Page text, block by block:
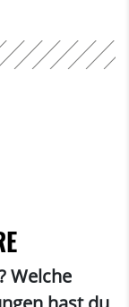
Welche